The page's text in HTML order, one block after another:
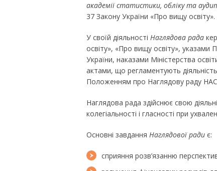
академії статистики, обліку та
37 Закону України «Про вищу освіту».
У своїй діяльності Наглядова рада
освіту», «Про вищу освіту», указами
України, наказами Міністерства
актами, що регламентують
Положенням про Наглядову раду
Наглядова рада здійснює свою
колегіальності і гласності при
Основні завдання Наглядової ради є:
сприяння розв’язанню